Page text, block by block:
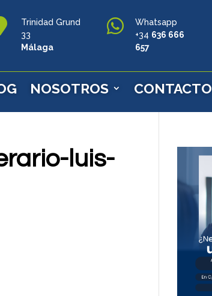
Trinidad Grund
33
Málaga

Whatsapp
+34 636 666
657
NOSOTROS CONTACTO
luis-